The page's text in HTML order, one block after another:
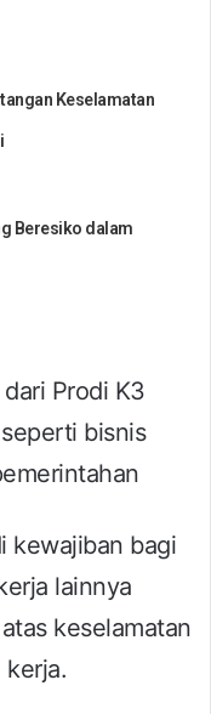
Keselamatan
Beresiko dalam
Prodi K3
bisnis
kewajiban bagi
lainnya
keselamatan